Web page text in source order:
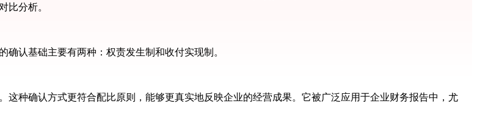
比分析。
认基础主要有两种：权责发生制和收付实现制。
种确认方式更符合配比原则，能够更真实地反映企业的经营成果。它被广泛应用于企业财务报告中，尤